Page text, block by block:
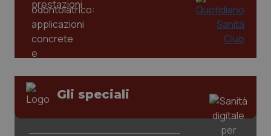
Gli speciali